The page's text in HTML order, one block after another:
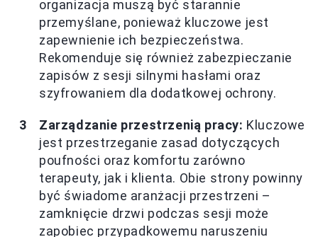
organizacja muszą być starannie
przemyślane, ponieważ kluczowe jest
zapewnienie ich bezpieczeństwa.
Rekomenduje się również zabezpieczanie
zapisów z sesji silnymi hasłami oraz
szyfrowaniem dla dodatkowej ochrony.
Zarządzanie przestrzenią pracy: Kluczowe
jest przestrzeganie zasad dotyczących
poufności oraz komfortu zarówno
terapeuty, jak i klienta. Obie strony powinny
być świadome aranżacji przestrzeni –
zamknięcie drzwi podczas sesji może
zapobiec przypadkowemu naruszeniu